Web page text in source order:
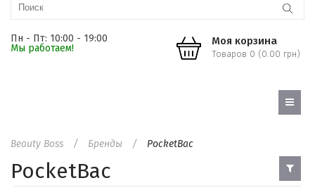
Пн - Пт: 10:00 - 19:00
Мы работаем!
Моя корзина
Товаров 0 (0.00 грн)
Beauty Boss Бренды PocketBac
PocketBac